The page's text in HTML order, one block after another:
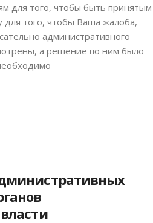
для того, чтобы быть принятым
того, чтобы Ваша жалоба,
административного
а решение по ним было